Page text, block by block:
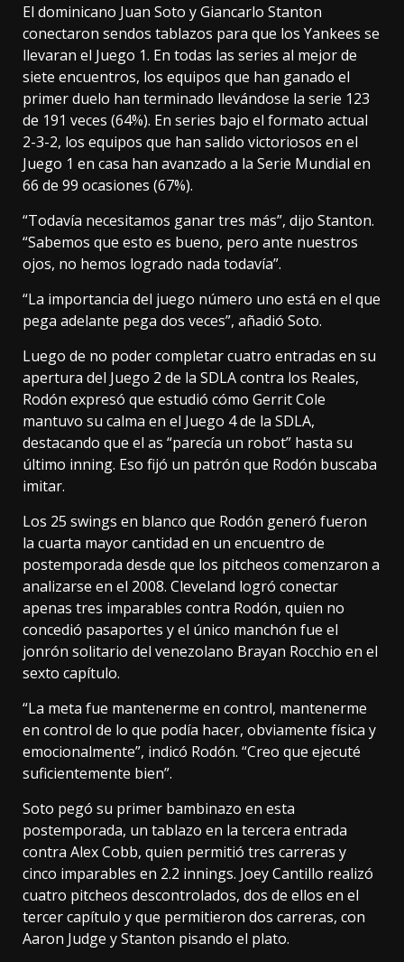
El dominicano Juan Soto y Giancarlo Stanton
conectaron sendos tablazos para que los Yankees se
llevaran el Juego 1. En todas las series al mejor de
siete encuentros, los equipos que han ganado el
primer duelo han terminado llevándose la serie 123
de 191 veces (64%). En series bajo el formato actual
2-3-2, los equipos que han salido victoriosos en el
Juego 1 en casa han avanzado a la Serie Mundial en
66 de 99 ocasiones (67%).
“Todavía necesitamos ganar tres más”, dijo Stanton.
“Sabemos que esto es bueno, pero ante nuestros
ojos, no hemos logrado nada todavía”.
“La importancia del juego número uno está en el que
pega adelante pega dos veces”, añadió Soto.
Luego de no poder completar cuatro entradas en su
apertura del Juego 2 de la SDLA contra los Reales,
Rodón expresó que estudió cómo Gerrit Cole
mantuvo su calma en el Juego 4 de la SDLA,
destacando que el as “parecía un robot” hasta su
último inning. Eso fijó un patrón que Rodón buscaba
imitar.
Los 25 swings en blanco que Rodón generó fueron
la cuarta mayor cantidad en un encuentro de
postemporada desde que los pitcheos comenzaron a
analizarse en el 2008. Cleveland logró conectar
apenas tres imparables contra Rodón, quien no
concedió pasaportes y el único manchón fue el
jonrón solitario del venezolano Brayan Rocchio en el
sexto capítulo.
“La meta fue mantenerme en control, mantenerme
en control de lo que podía hacer, obviamente física y
emocionalmente”, indicó Rodón. “Creo que ejecuté
suficientemente bien”.
Soto pegó su primer bambinazo en esta
postemporada, un tablazo en la tercera entrada
contra Alex Cobb, quien permitió tres carreras y
cinco imparables en 2.2 innings. Joey Cantillo realizó
cuatro pitcheos descontrolados, dos de ellos en el
tercer capítulo y que permitieron dos carreras, con
Aaron Judge y Stanton pisando el plato.